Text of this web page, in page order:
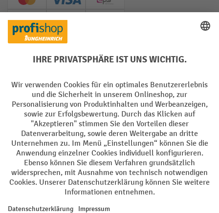
Creditcard (Master)Creditcard (Visa)
EPS
PayPal
Soziale Netzwerke
Impressum Datenschutz
Barrierefreiheit Privacy Settings
Alle Preise exkl. gesetzl. Mehrwertsteuer zzgl.Versandkostenund ggf.
Nachnahmegebühren, wenn nicht anders angegeben.
¹ Der Rabatt gilt so lange der Vorrat reicht. Der Rabatt gilt nicht auf
oder Gutscheinen ist nicht möglich. | ² Der Rabatt wird einmalig bei